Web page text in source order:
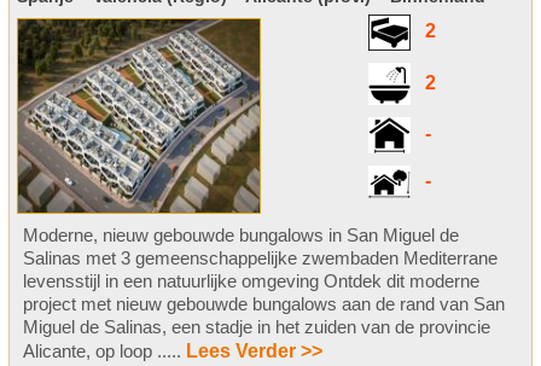
2
2
-
-
Moderne, nieuw gebouwde bungalows in San Miguel de
Salinas met 3 gemeenschappelijke zwembaden Mediterrane
levensstijl in een natuurlijke omgeving Ontdek dit moderne
project met nieuw gebouwde bungalows aan de rand van San
Miguel de Salinas, een stadje in het zuiden van de provincie
Alicante, op loop ..... Lees Verder >>